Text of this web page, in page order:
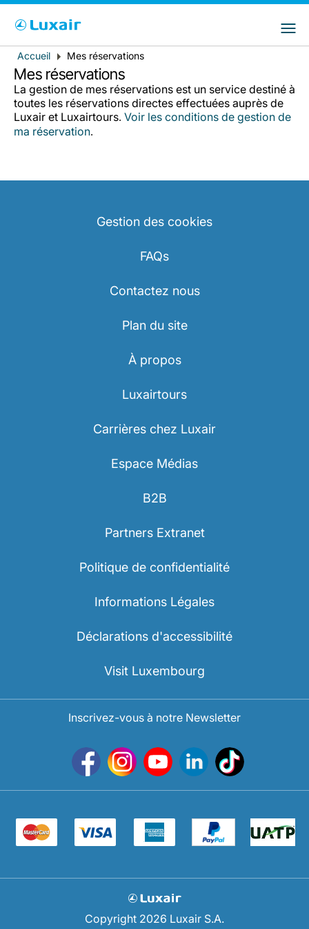
Carrières chez Luxair
Pays de résidence
Français
Fil
d'Ariane
Accueil Mes réservations
Mes réservations
La gestion de mes réservations est un service destiné à
toutes les réservations directes effectuées auprès de
Luxair et Luxairtours. Voir les conditions de gestion de
ma réservation.
Gestion des cookies
FAQs
Contactez nous
Plan du site
À propos
Luxairtours
Carrières chez Luxair
Espace Médias
B2B
Partners Extranet
Politique de confidentialité
Informations Légales
Déclarations d'accessibilité
Visit Luxembourg
Inscrivez-vous à notre Newsletter
Copyright 2026 Luxair S.A.